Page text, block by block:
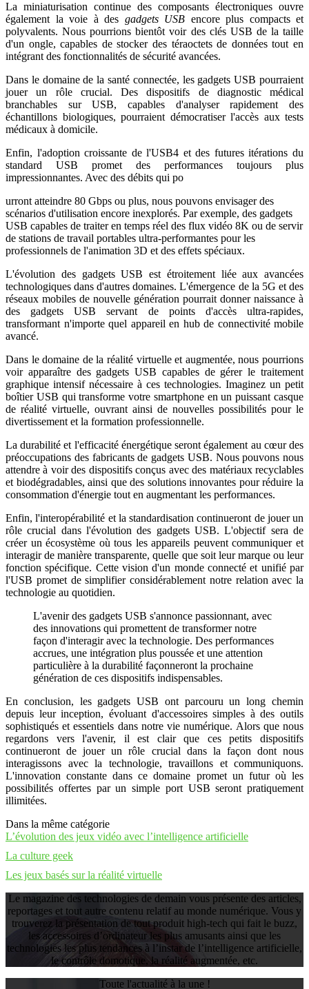
La miniaturisation continue des composants électroniques ouvre
également la voie à des gadgets USB encore plus compacts et
polyvalents. Nous pourrions bientôt voir des clés USB de la taille
d'un ongle, capables de stocker des téraoctets de données tout en
intégrant des fonctionnalités de sécurité avancées.
Dans le domaine de la santé connectée, les gadgets USB pourraient
jouer un rôle crucial. Des dispositifs de diagnostic médical
branchables sur USB, capables d'analyser rapidement des
échantillons biologiques, pourraient démocratiser l'accès aux tests
médicaux à domicile.
Enfin, l'adoption croissante de l'USB4 et des futures itérations du
standard USB promet des performances toujours plus
impressionnantes. Avec des débits qui po
urront atteindre 80 Gbps ou plus, nous pouvons envisager des
scénarios d'utilisation encore inexplorés. Par exemple, des gadgets
USB capables de traiter en temps réel des flux vidéo 8K ou de servir
de stations de travail portables ultra-performantes pour les
professionnels de l'animation 3D et des effets spéciaux.
L'évolution des gadgets USB est étroitement liée aux avancées
technologiques dans d'autres domaines. L'émergence de la 5G et des
réseaux mobiles de nouvelle génération pourrait donner naissance à
des gadgets USB servant de points d'accès ultra-rapides,
transformant n'importe quel appareil en hub de connectivité mobile
avancé.
Dans le domaine de la réalité virtuelle et augmentée, nous pourrions
voir apparaître des gadgets USB capables de gérer le traitement
graphique intensif nécessaire à ces technologies. Imaginez un petit
boîtier USB qui transforme votre smartphone en un puissant casque
de réalité virtuelle, ouvrant ainsi de nouvelles possibilités pour le
divertissement et la formation professionnelle.
La durabilité et l'efficacité énergétique seront également au cœur des
préoccupations des fabricants de gadgets USB. Nous pouvons nous
attendre à voir des dispositifs conçus avec des matériaux recyclables
et biodégradables, ainsi que des solutions innovantes pour réduire la
consommation d'énergie tout en augmentant les performances.
Enfin, l'interopérabilité et la standardisation continueront de jouer un
rôle crucial dans l'évolution des gadgets USB. L'objectif sera de
créer un écosystème où tous les appareils peuvent communiquer et
interagir de manière transparente, quelle que soit leur marque ou leur
fonction spécifique. Cette vision d'un monde connecté et unifié par
l'USB promet de simplifier considérablement notre relation avec la
technologie au quotidien.
L'avenir des gadgets USB s'annonce passionnant, avec
des innovations qui promettent de transformer notre
façon d'interagir avec la technologie. Des performances
accrues, une intégration plus poussée et une attention
particulière à la durabilité façonneront la prochaine
génération de ces dispositifs indispensables.
En conclusion, les gadgets USB ont parcouru un long chemin
depuis leur inception, évoluant d'accessoires simples à des outils
sophistiqués et essentiels dans notre vie numérique. Alors que nous
regardons vers l'avenir, il est clair que ces petits dispositifs
continueront de jouer un rôle crucial dans la façon dont nous
interagissons avec la technologie, travaillons et communiquons.
L'innovation constante dans ce domaine promet un futur où les
possibilités offertes par un simple port USB seront pratiquement
illimitées.
Dans la même catégorie
L’évolution des jeux vidéo avec l’intelligence artificielle
La culture geek
Les jeux basés sur la réalité virtuelle
Le magazine des technologies de demain vous présente des articles,
reportages et tout autre contenu relatif au monde numérique. Vous y
trouverez la présentation de tout produit high-tech qui fait le buzz,
les accessoires d’ordinateur les plus amusants ainsi que les
technologies les plus tendances à l’instar de l’intelligence artificielle,
le contrôle domotique, la réalité augmentée, etc.
Toute l'actualité à la une !